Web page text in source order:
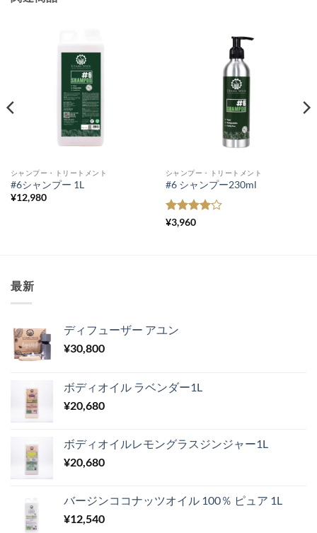
シャンプー・トリートメント
#6シャンプー 1L
¥12,980
シャンプー・トリートメント
#6 シャンプー230ml
5段階中
¥3,960
最新
ディフューザー アユン
¥30,800
ボディオイル ラベンダー1L
¥20,680
ボディオイルレモングラスジンジャー1L
¥20,680
バージンココナッツオイル 100％ ピュア 1L
¥12,540